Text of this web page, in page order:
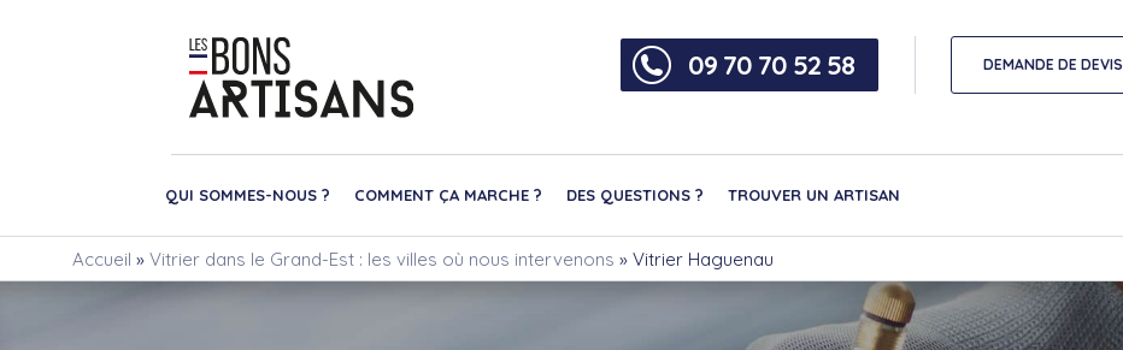
09 70 70 52 58 DEMANDE DE DEVIS
QUI SOMMES-NOUS ? COMMENT ÇA MARCHE ? DES QUESTIONS ? TROUVER UN ARTISAN
Accueil » Vitrier dans le Grand-Est : les villes où nous intervenons » Vitrier Haguenau